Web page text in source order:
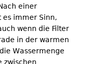
einer
es immer Sinn,
wenn die Filter
in der warmen
Wassermenge
zwischen